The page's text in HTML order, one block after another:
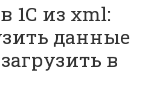
1С из xml:
данные
в